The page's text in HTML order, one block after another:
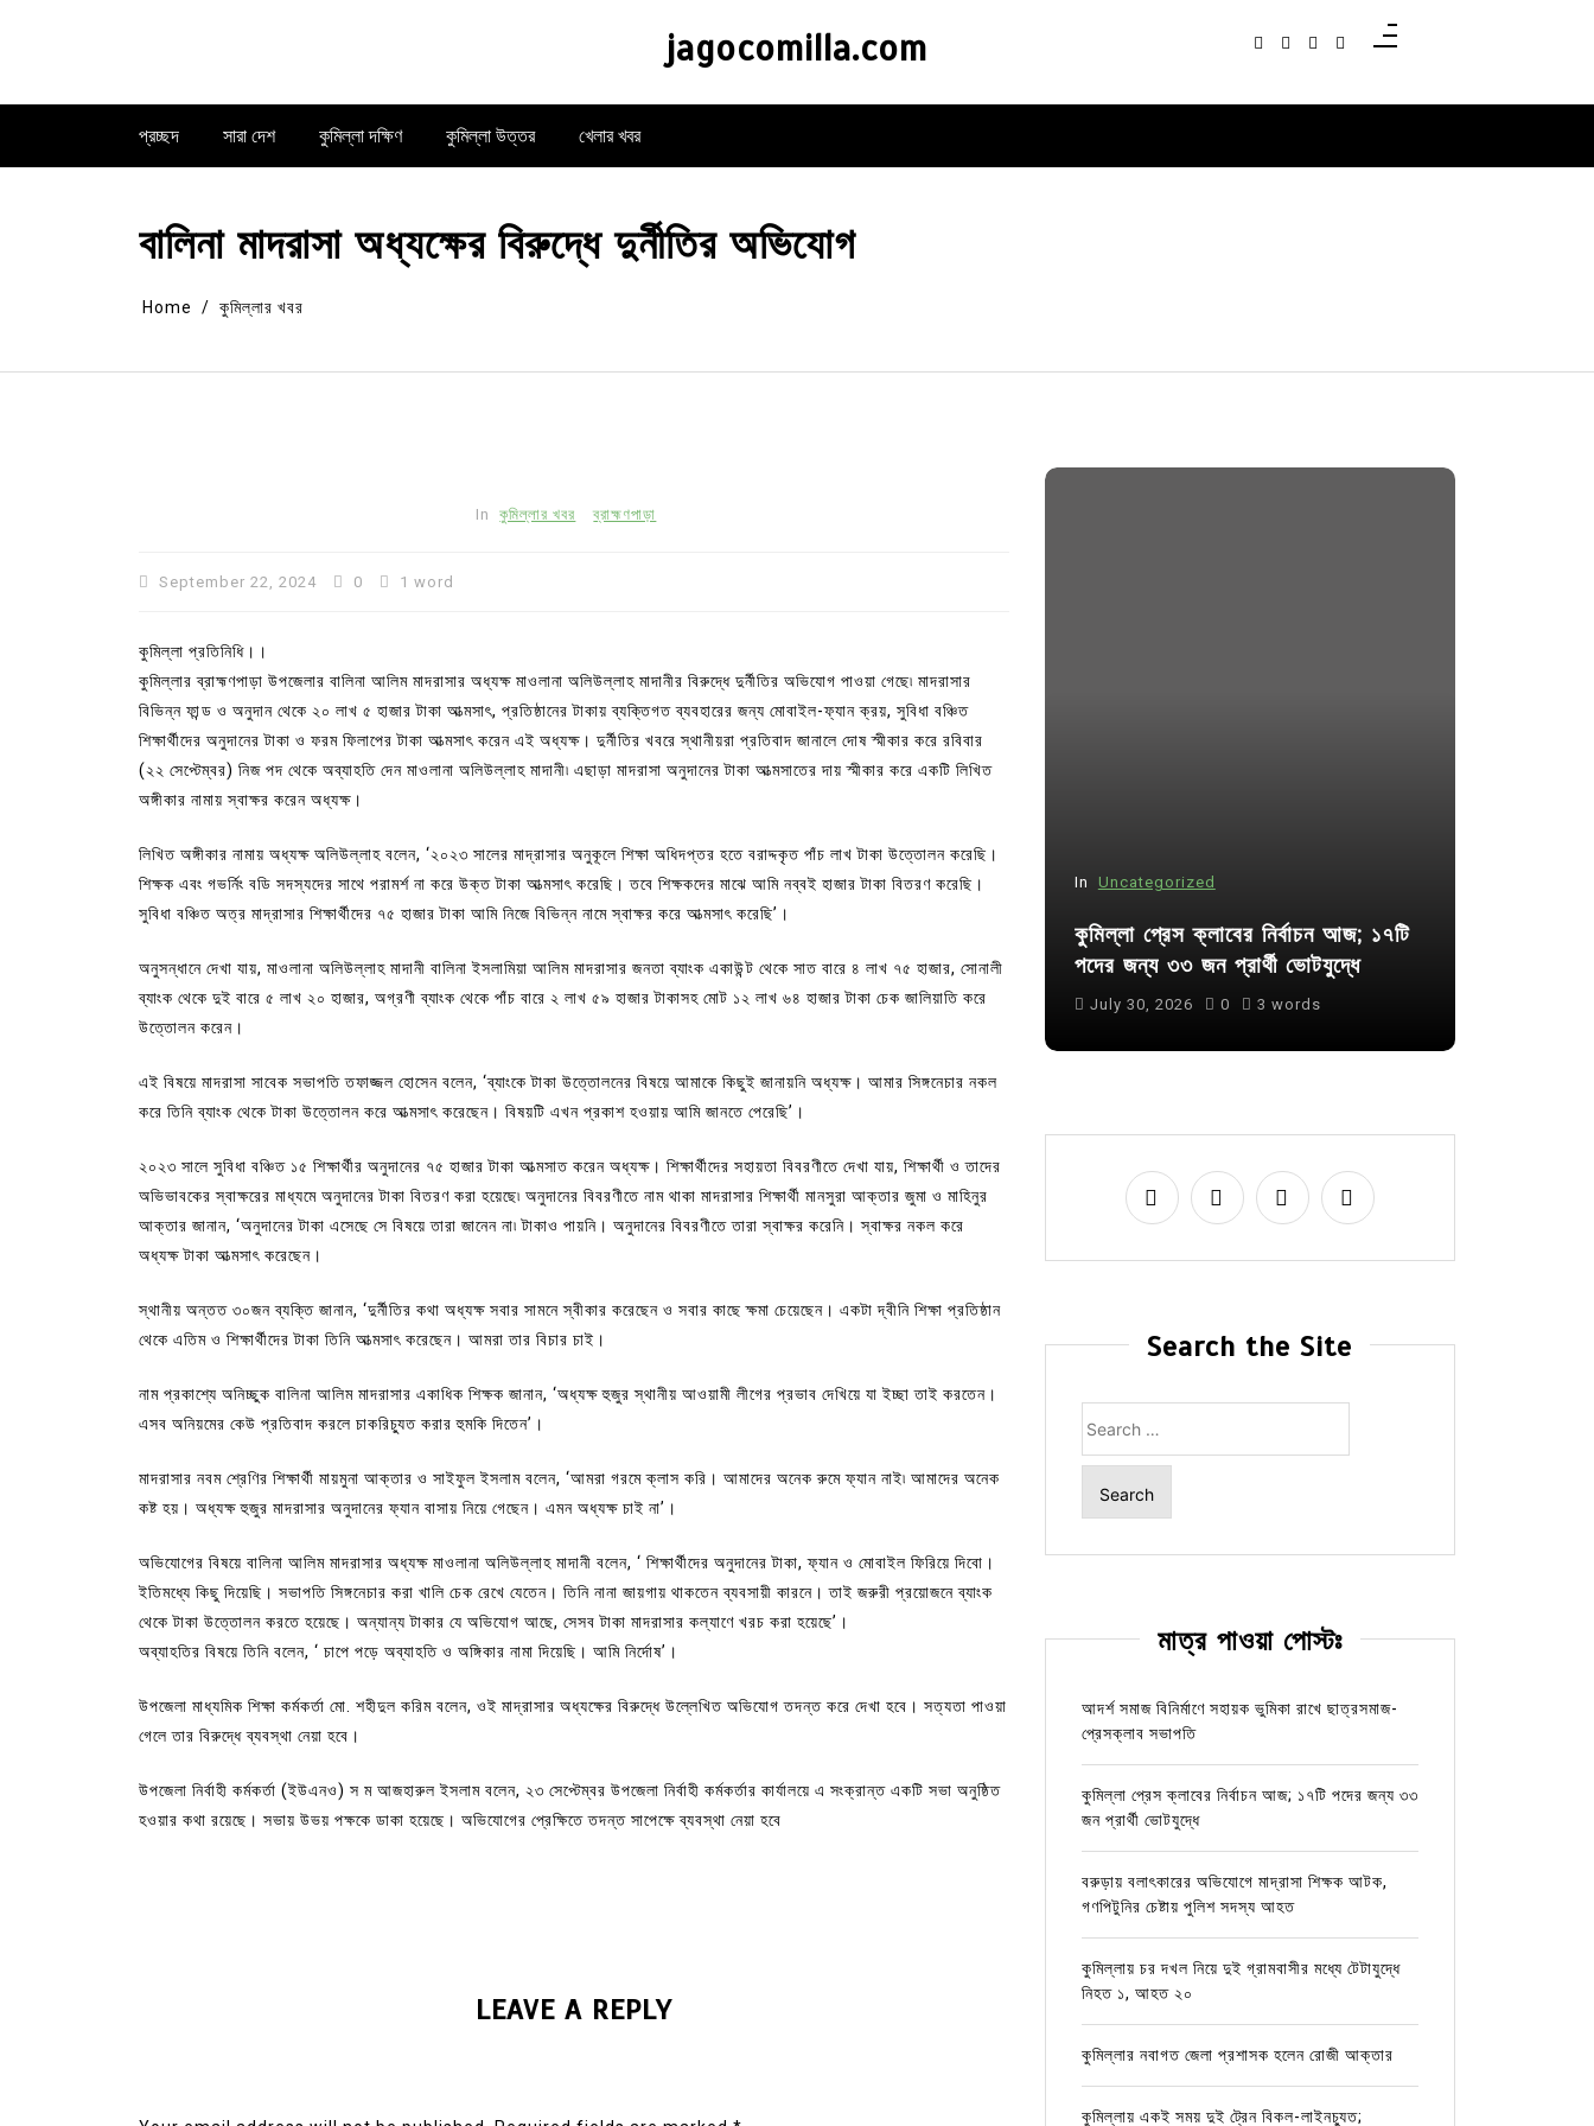
jagocomilla.com
প্রচ্ছদ সারা দেশ কুমিল্লা দক্ষিণ কুমিল্লা উত্তর খেলার খবর
বালিনা মাদরাসা অধ্যক্ষের বিরুদ্ধে দুর্নীতির অভিযোগ
Home কুমিল্লার খবর
In কুমিল্লার খবর ব্রাহ্মণপাড়া
September 22, 2024 0 1 word
কুমিল্লা প্রতিনিধি।।
কুমিল্লার ব্রাহ্মণপাড়া উপজেলার বালিনা আলিম মাদরাসার অধ্যক্ষ মাওলানা অলিউল্লাহ মাদানীর বিরুদ্ধে দুর্নীতির অভিযোগ পাওয়া গেছে৷ মাদরাসার
বিভিন্ন ফান্ড ও অনুদান থেকে ২০ লাখ ৫ হাজার টাকা আত্মসাৎ, প্রতিষ্ঠানের টাকায় ব্যক্তিগত ব্যবহারের জন্য মোবাইল-ফ্যান ক্রয়, সুবিধা বঞ্চিত
শিক্ষার্থীদের অনুদানের টাকা ও ফরম ফিলাপের টাকা আত্মসাৎ করেন এই অধ্যক্ষ। দুর্নীতির খবরে স্থানীয়রা প্রতিবাদ জানালে দোষ স্মীকার করে রবিবার
(২২ সেপ্টেম্বর) নিজ পদ থেকে অব্যাহতি দেন মাওলানা অলিউল্লাহ মাদানী৷ এছাড়া মাদরাসা অনুদানের টাকা আত্মসাতের দায় স্মীকার করে একটি লিখিত
অঙ্গীকার নামায় স্বাক্ষর করেন অধ্যক্ষ।
লিখিত অঙ্গীকার নামায় অধ্যক্ষ অলিউল্লাহ বলেন, ‘২০২৩ সালের মাদ্রাসার অনুকূলে শিক্ষা অধিদপ্তর হতে বরাদ্দকৃত পাঁচ লাখ টাকা উত্তোলন করেছি।
শিক্ষক এবং গভর্নিং বডি সদস্যদের সাথে পরামর্শ না করে উক্ত টাকা আত্মসাৎ করেছি। তবে শিক্ষকদের মাঝে আমি নব্বই হাজার টাকা বিতরণ করেছি।
সুবিধা বঞ্চিত অত্র মাদ্রাসার শিক্ষার্থীদের ৭৫ হাজার টাকা আমি নিজে বিভিন্ন নামে স্বাক্ষর করে আত্মসাৎ করেছি’।
অনুসন্ধানে দেখা যায়, মাওলানা অলিউল্লাহ মাদানী বালিনা ইসলামিয়া আলিম মাদরাসার জনতা ব্যাংক একাউন্ট থেকে সাত বারে ৪ লাখ ৭৫ হাজার, সোনালী
ব্যাংক থেকে দুই বারে ৫ লাখ ২০ হাজার, অগ্রণী ব্যাংক থেকে পাঁচ বারে ২ লাখ ৫৯ হাজার টাকাসহ মোট ১২ লাখ ৬৪ হাজার টাকা চেক জালিয়াতি করে
উত্তোলন করেন।
এই বিষয়ে মাদরাসা সাবেক সভাপতি তফাজ্জল হোসেন বলেন, ‘ব্যাংকে টাকা উত্তোলনের বিষয়ে আমাকে কিছুই জানায়নি অধ্যক্ষ। আমার সিঙ্গনেচার নকল
করে তিনি ব্যাংক থেকে টাকা উত্তোলন করে আত্মসাৎ করেছেন। বিষয়টি এখন প্রকাশ হওয়ায় আমি জানতে পেরেছি’।
২০২৩ সালে সুবিধা বঞ্চিত ১৫ শিক্ষার্থীর অনুদানের ৭৫ হাজার টাকা আত্মসাত করেন অধ্যক্ষ। শিক্ষার্থীদের সহায়তা বিবরণীতে দেখা যায়, শিক্ষার্থী ও তাদের
অভিভাবকের স্বাক্ষরের মাধ্যমে অনুদানের টাকা বিতরণ করা হয়েছে৷ অনুদানের বিবরণীতে নাম থাকা মাদরাসার শিক্ষার্থী মানসুরা আক্তার জুমা ও মাহিনুর
আক্তার জানান, ‘অনুদানের টাকা এসেছে সে বিষয়ে তারা জানেন না৷ টাকাও পায়নি। অনুদানের বিবরণীতে তারা স্বাক্ষর করেনি। স্বাক্ষর নকল করে
অধ্যক্ষ টাকা আত্মসাৎ করেছেন।
স্থানীয় অন্তত ৩০জন ব্যক্তি জানান, ‘দুর্নীতির কথা অধ্যক্ষ সবার সামনে স্বীকার করেছেন ও সবার কাছে ক্ষমা চেয়েছেন। একটা দ্বীনি শিক্ষা প্রতিষ্ঠান
থেকে এতিম ও শিক্ষার্থীদের টাকা তিনি আত্মসাৎ করেছেন। আমরা তার বিচার চাই।
নাম প্রকাশ্যে অনিচ্ছুক বালিনা আলিম মাদরাসার একাধিক শিক্ষক জানান, ‘অধ্যক্ষ হুজুর স্থানীয় আওয়ামী লীগের প্রভাব দেখিয়ে যা ইচ্ছা তাই করতেন।
এসব অনিয়মের কেউ প্রতিবাদ করলে চাকরিচ্যুত করার হুমকি দিতেন’।
মাদরাসার নবম শ্রেণির শিক্ষার্থী মায়মুনা আক্তার ও সাইফুল ইসলাম বলেন, ‘আমরা গরমে ক্লাস করি। আমাদের অনেক রুমে ফ্যান নাই৷ আমাদের অনেক
কষ্ট হয়। অধ্যক্ষ হুজুর মাদরাসার অনুদানের ফ্যান বাসায় নিয়ে গেছেন। এমন অধ্যক্ষ চাই না’।
অভিযোগের বিষয়ে বালিনা আলিম মাদরাসার অধ্যক্ষ মাওলানা অলিউল্লাহ মাদানী বলেন, ‘ শিক্ষার্থীদের অনুদানের টাকা, ফ্যান ও মোবাইল ফিরিয়ে দিবো।
ইতিমধ্যে কিছু দিয়েছি। সভাপতি সিঙ্গনেচার করা খালি চেক রেখে যেতেন। তিনি নানা জায়গায় থাকতেন ব্যবসায়ী কারনে। তাই জরুরী প্রয়োজনে ব্যাংক
থেকে টাকা উত্তোলন করতে হয়েছে। অন্যান্য টাকার যে অভিযোগ আছে, সেসব টাকা মাদরাসার কল্যাণে খরচ করা হয়েছে’।
অব্যাহতির বিষয়ে তিনি বলেন, ‘ চাপে পড়ে অব্যাহতি ও অঙ্গিকার নামা দিয়েছি। আমি নির্দোষ’।
উপজেলা মাধ্যমিক শিক্ষা কর্মকর্তা মো. শহীদুল করিম বলেন, ওই মাদ্রাসার অধ্যক্ষের বিরুদ্ধে উল্লেখিত অভিযোগ তদন্ত করে দেখা হবে। সত্যতা পাওয়া
গেলে তার বিরুদ্ধে ব্যবস্থা নেয়া হবে।
উপজেলা নির্বাহী কর্মকর্তা (ইউএনও) স ম আজহারুল ইসলাম বলেন, ২৩ সেপ্টেম্বর উপজেলা নির্বাহী কর্মকর্তার কার্যালয়ে এ সংক্রান্ত একটি সভা অনুষ্ঠিত
হওয়ার কথা রয়েছে। সভায় উভয় পক্ষকে ডাকা হয়েছে। অভিযোগের প্রেক্ষিতে তদন্ত সাপেক্ষে ব্যবস্থা নেয়া হবে
LEAVE A REPLY
In Uncategorized
পদের জন্য ৩৩ জন প্রার্থী ভোটযুদ্ধে
July 30, 2026 0 3 words
In Uncategorized
ছাত্রসমাজ- প্রেসক্লাব সভাপতি
August 6, 2026 0
In Uncategorized
কুমিল্লা প্রেস ক্লাবের নির্বাচন আজ; ১৭টি
পদের জন্য ৩৩ জন প্রার্থী ভোটযুদ্ধে
July 30, 2026 0 3 words
Search the Site
for:
মাত্র পাওয়া পোস্টঃ
আদর্শ সমাজ বিনির্মাণে সহায়ক ভুমিকা রাখে ছাত্রসমাজ-
প্রেসক্লাব সভাপতি
কুমিল্লা প্রেস ক্লাবের নির্বাচন আজ; ১৭টি পদের জন্য ৩৩
জন প্রার্থী ভোটযুদ্ধে
বরুড়ায় বলাৎকারের অভিযোগে মাদ্রাসা শিক্ষক আটক,
গণপিটুনির চেষ্টায় পুলিশ সদস্য আহত
কুমিল্লায় চর দখল নিয়ে দুই গ্রামবাসীর মধ্যে টেটাযুদ্ধে
নিহত ১, আহত ২০
কুমিল্লার নবাগত জেলা প্রশাসক হলেন রোজী আক্তার
কুমিল্লায় একই সময় দুই ট্রেন বিকল-লাইনচ্যুত;